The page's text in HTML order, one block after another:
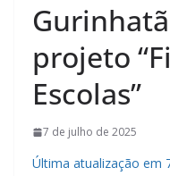
projeto
Escolas”
7 de julho de 2025
Última atualização em